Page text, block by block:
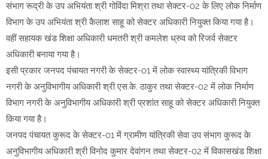
संभाग रूद्री के उप अभियंता श्री गोविंदा मिश्रा तथा सेक्टर-02 के लिए लोक निर्माण
विभाग के उप अभियंता श्री कैलाश साहू को सेक्टर अधिकारी नियुक्त किया गया है।
वहीं सहायक खंड शिक्षा अधिकारी धमतरी श्री कमलेश ध्रुव को रिजर्व सेक्टर
अधिकारी बनाया गया है।
इसी प्रकार जनपद पंचायत नगरी के सेक्टर-01 में लोक स्वास्थ्य यांत्रिकी विभाग
नगरी के अनुविभागीय अधिकारी श्री एस.के. ठाकुर तथा सेक्टर-02 में लोक निर्माण
विभाग नगरी के अनुविभागीय अधिकारी श्री प्रशांत साहू को सेक्टर अधिकारी नियुक्त
किया गया है।
जनपद पंचायत कुरूद के सेक्टर-01 में ग्रामीण यांत्रिकी सेवा उप संभाग कुरूद के
अनुविभागीय अधिकारी श्री विनोद कुमार देवांगन तथा सेक्टर-02 में विकासखंड शिक्षा